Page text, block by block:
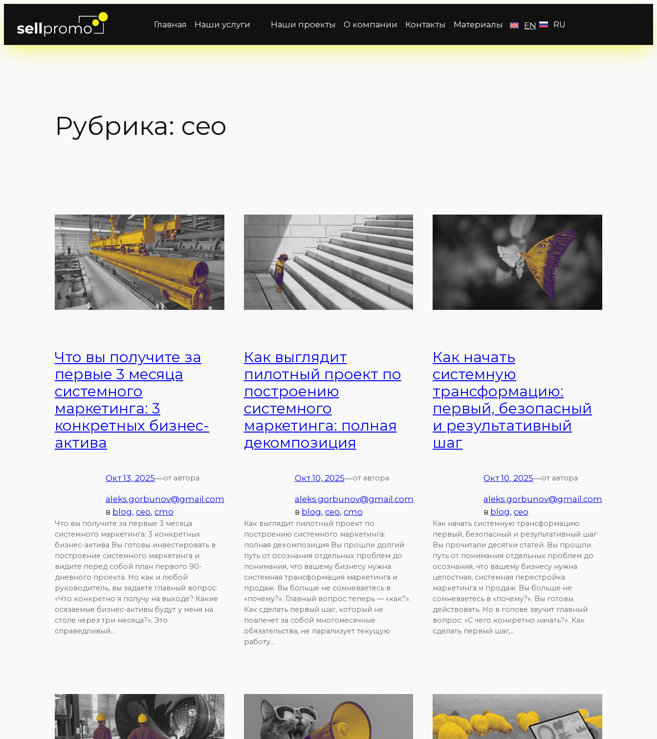
содержимому
Главная Наши услуги Наши проекты О компании Контакты Материалы EN RU
Рубрика: ceo
Что вы получите за
первые 3 месяца
системного
маркетинга: 3
конкретных бизнес-
актива
Окт 13, 2025—от автора
aleks.gorbunov@gmail.com
в blog, ceo, cmo
Что вы получите за первые 3 месяца
системного маркетинга: 3 конкретных
бизнес-актива Вы готовы инвестировать в
построение системного маркетинга и
видите перед собой план первого 90-
дневного проекта. Но как и любой
руководитель, вы задаете главный вопрос:
«Что конкретно я получу на выходе? Какие
осязаемые бизнес-активы будут у меня на
столе через три месяца?». Это
справедливый…
Как выглядит
пилотный проект по
построению
системного
маркетинга: полная
декомпозиция
Окт 10, 2025—от автора
aleks.gorbunov@gmail.com
в blog, ceo, cmo
Как выглядит пилотный проект по
построению системного маркетинга:
полная декомпозиция Вы прошли долгий
путь от осознания отдельных проблем до
понимания, что вашему бизнесу нужна
системная трансформация маркетинга и
продаж. Вы больше не сомневаетесь в
«почему?». Главный вопрос теперь — «как?».
Как сделать первый шаг, который не
повлечет за собой многомесячные
обязательства, не парализует текущую
работу…
Как начать
системную
трансформацию:
первый, безопасный
и результативный
шаг
Окт 10, 2025—от автора
aleks.gorbunov@gmail.com
в blog, ceo
Как начать системную трансформацию:
первый, безопасный и результативный шаг
Вы прочитали десятки статей. Вы прошли
путь от понимания отдельных проблем до
осознания, что вашему бизнесу нужна
целостная, системная перестройка
маркетинга и продаж. Вы больше не
сомневаетесь в «почему?». Вы готовы
действовать. Но в голове звучит главный
вопрос: «С чего конкретно начать?». Как
сделать первый шаг,…